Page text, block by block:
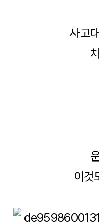
사고
이것